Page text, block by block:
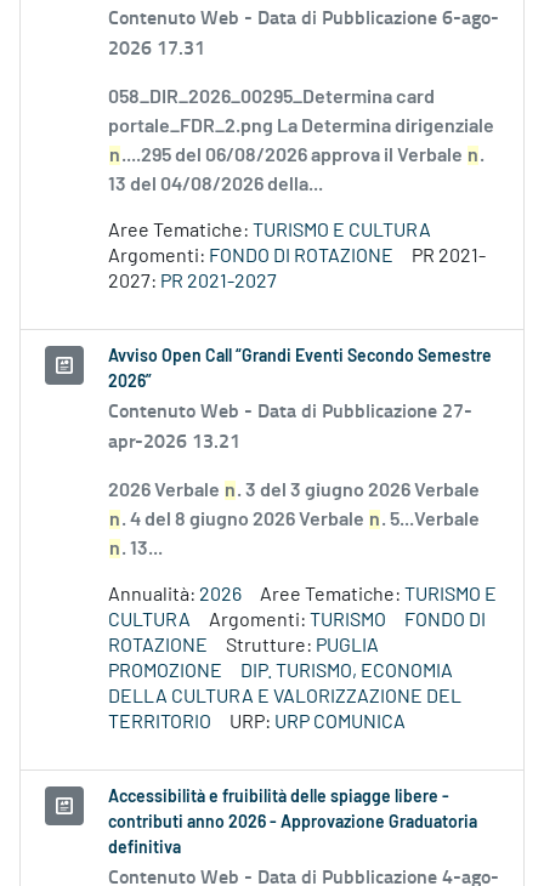
Contenuto Web - Data di Pubblicazione 6-ago-
2026 17.31
058_DIR_2026_00295_Determina card
portale_FDR_2.png La Determina dirigenziale
n....295 del 06/08/2026 approva il Verbale n.
13 del 04/08/2026 della...
Aree Tematiche: TURISMO E CULTURA
Argomenti: FONDO DI ROTAZIONE
PR 2021-
2027: PR 2021-2027
Avviso Open Call “Grandi Eventi Secondo Semestre
2026”
Contenuto Web - Data di Pubblicazione 27-
apr-2026 13.21
2026 Verbale n. 3 del 3 giugno 2026 Verbale
n. 4 del 8 giugno 2026 Verbale n. 5...Verbale
n. 13...
Annualità: 2026 Aree Tematiche: TURISMO E
CULTURA
Argomenti: TURISMO
FONDO DI
ROTAZIONE
Strutture: PUGLIA
PROMOZIONE
DIP. TURISMO, ECONOMIA
DELLA CULTURA E VALORIZZAZIONE DEL
TERRITORIO
URP: URP COMUNICA
Accessibilità e fruibilità delle spiagge libere -
contributi anno 2026 - Approvazione Graduatoria
definitiva
Contenuto Web - Data di Pubblicazione 4-ago-